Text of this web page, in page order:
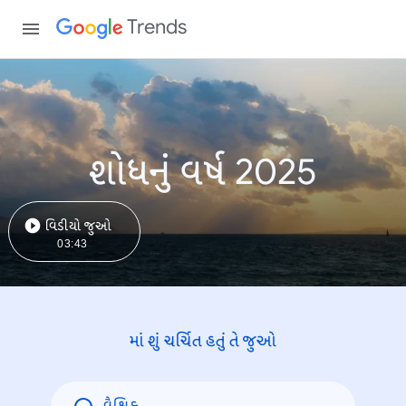
Trends
શોધનું વર્ષ 2025
વિડીયો જુઓ
03:43
માં શું ચર્ચિત હતું તે જુઓ